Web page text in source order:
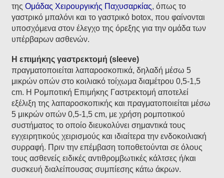
τηςΟμάδας Χειρουργικής Παχυσαρκίας, όπως το
γαστρικό μπαλόνι και το γαστρικό botox, που φαίνονται
υποσχόμενα στον έλεγχο της όρεξης για την ομάδα των
υπέρβαρων ασθενών.
Η επιμήκης γαστρεκτομή (sleeve)
πραγματοποιείται λαπαροσκοπικά, δηλαδή μέσω 5
μικρών οπών στο κοιλιακό τοίχωμα διαμέτρου 0,5-1,5
cm. Η Ρομποτική Επιμήκης Γαστρεκτομή αποτελεί
εξέλιξη της λαπαροσκοπικής και πραγματοποιείται μέσω
5 μικρών οπών 0,5-1,5 cm, με χρήση ρομποτικού
συστήματος το οποίο διευκολύνει σημαντικά τους
εγχειρητικούς χειρισμούς και ιδιαίτερα την ενδοκοιλιακή
συρραφή. Πριν την επέμβαση τοποθετούνται σε όλους
τους ασθενείς ειδικές αντιθρομβωτικές κάλτσες ή/και
συσκευή διαλείπουσας συμπίεσης κάτω άκρων.